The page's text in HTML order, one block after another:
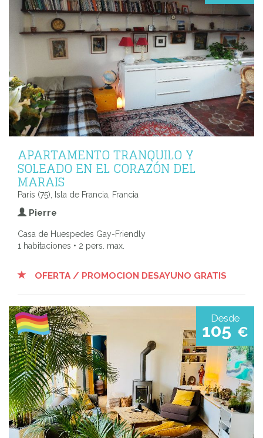
APARTAMENTO TRANQUILO Y
SOLEADO EN EL CORAZÓN DEL
MARAIS
Paris (75), Isla de Francia, Francia
Pierre
Casa de Huespedes Gay-Friendly
1 habitaciones • 2 pers. max.
OFERTA / PROMOCION DESAYUNO GRATIS
Desde
105 €